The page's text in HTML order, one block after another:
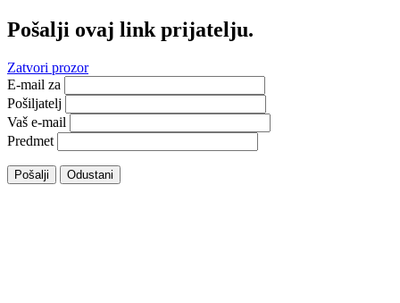
Pošalji ovaj link prijatelju.
Zatvori prozor
E-mail za
Pošiljatelj
Vaš e-mail
Predmet
Pošalji Odustani